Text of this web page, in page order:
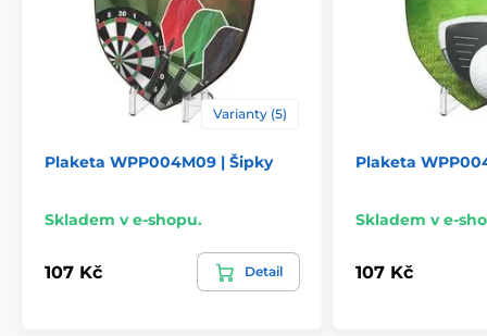
Varianty (5)
Plaketa WPP004M09 | Šipky
Skladem v e-shopu.
107 Kč Detail
Plaketa
Skladem v e-
107 Kč